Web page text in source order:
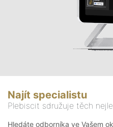
Najít specialistu
Plebiscit sdružuje těch
Hledáte odborníka ve Vašem